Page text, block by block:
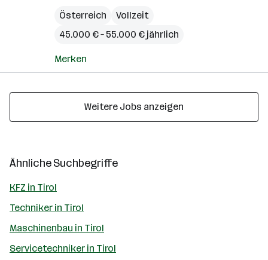
Österreich
Vollzeit
45.000 € – 55.000 € jährlich
Merken
Weitere Jobs anzeigen
Ähnliche Suchbegriffe
KFZ in Tirol
Techniker in Tirol
Maschinenbau in Tirol
Servicetechniker in Tirol